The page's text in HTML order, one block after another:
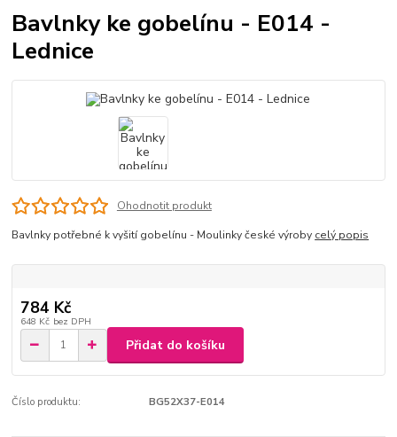
Bavlnky ke gobelínu - E014 -
Lednice
Ohodnotit produkt
Bavlnky potřebné k vyšití gobelínu - Moulinky české výroby celý popis
784 Kč
648 Kč bez DPH
Přidat do košíku
Číslo produktu: BG52X37-E014